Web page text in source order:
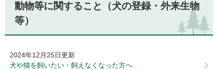
動物等に関すること（犬の登録・外来生物
等）
2024年12月25日更新
犬や猫を飼いたい・飼えなくなった方へ